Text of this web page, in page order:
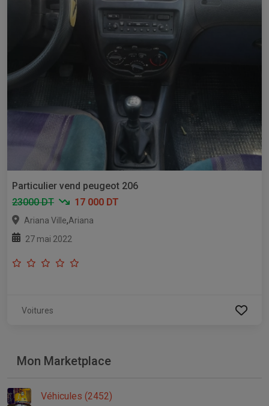
Particulier vend peugeot 206
23000 DT
17 000 DT
Ariana Ville,Ariana
27 mai 2022
Voitures
Mon Marketplace
Véhicules (2452)